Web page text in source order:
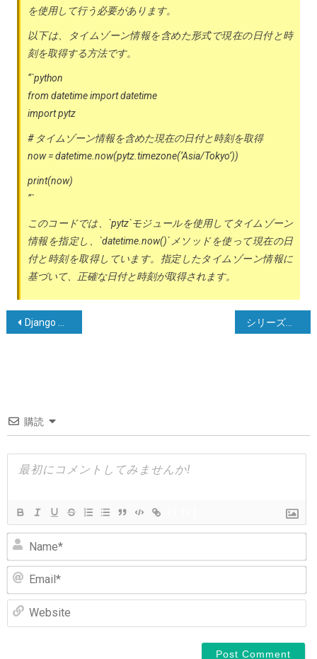
を使用して行う必要があります。
以下は、タイムゾーン情報を含めた形式で現在の日付と時
刻を取得する方法です。
“`python
from datetime import datetime
import pytz
# タイムゾーン情報を含めた現在の日付と時刻を取得
now = datetime.now(pytz.timezone(‘Asia/Tokyo’))
print(now)
“`
このコードでは、`pytz`モジュールを使用してタイムゾーン
情報を指定し、`datetime.now()`メソッドを使って現在の日
付と時刻を取得しています。指定したタイムゾーン情報に
基づいて、正確な日付と時刻が取得されます。
投
ー
シ
ョ
Django ORMにおけるselect_relatedとprefetch_relatedの違いは何ですか？ シリーズの真偽値は曖昧です。a.empty、a.bool()、a.item()、a.any()、またはa.all()を使用してください。
購読